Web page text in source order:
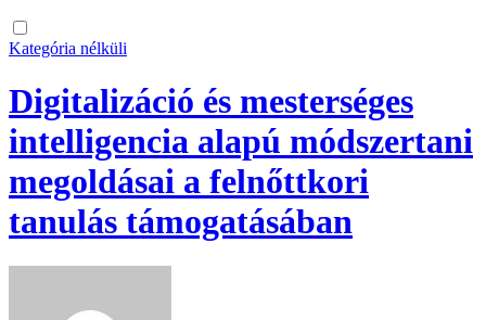
Kategória nélküli
Digitalizáció és mesterséges
intelligencia alapú módszertani
megoldásai a felnőttkori
tanulás támogatásában